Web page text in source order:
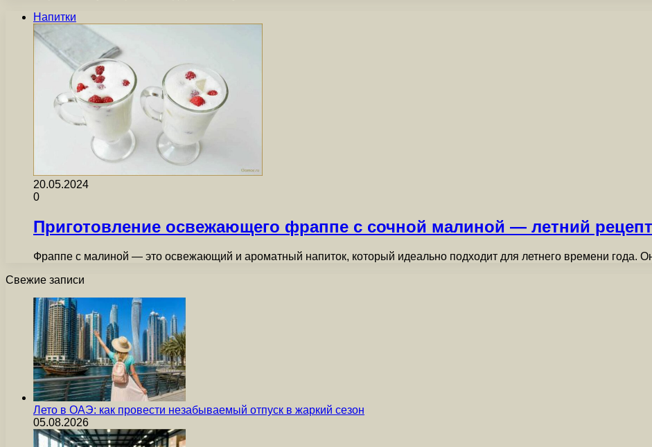
Напитки
20.05.2024
0
Приготовление освежающего фраппе с сочной малиной — летний
Фраппе с малиной — это освежающий и ароматный напиток, который идеально подходит для летнего времени года.
Свежие записи
Лето в ОАЭ: как провести незабываемый отпуск в жаркий сезон
05.08.2026